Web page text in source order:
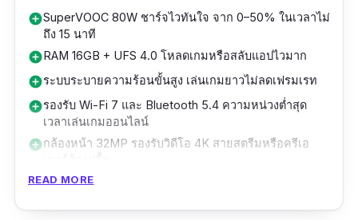
ปัจจุบัน อัพเดทเมื่อวันที่ 20 สิงหาคม 2025 ทางกู
เกิลปล่อยรุ่นใหม่ล่าสุดอย่าง Google Pixel 10 Pro
XL มาแล้ว แต่ว่าก็ยังไม่มีขายในไทยเช่นเคย
ต้องหาร้านหิ้วดี ๆ สำหรับใครที่อยากได้มือถือรุ่น
ใหม่ล่าสุด กล้องสวยที่สุดจากค่ายนี้ แนะนำเป็น
Pixel 10 Pro XL ไปเลย ในเรื่องความต่าง ก็มีจุดที่
เลย:
แบตเตอรี่ BlueVolt 6000mAh รองรับชาร์จไว
90W ใช้งานยาวนานและชาร์จเต็มอย่างรวดเร็ว
เหมาะกับคนที่ใช้มือถือหนักตลอดทั้งวัน
รองรับ 5G+5G Dual SIM, Wi-Fi 7, Bluetooth
5.4 และ NFC ครบครันสำหรับการเชื่อมต่อยุคใหม่
ดีไซน์ตัวเครื่องกระจกหรู วัสดุพรีเมียมพร้อม
มาตรฐานกันน้ำกันฝุ่น IP68 & IP69 ใช้งานได้
add_circleSuperVOOC 80W ชาร์จไวทันใจ จาก 0–50% ในเวลาไม่
ถึง 15 นาที
add_circleRAM 16GB + UFS 4.0 โหลดเกมหรือสลับแอปไวมาก
add_circleระบบระบายความร้อนขั้นสูง เล่นเกมยาวไม่ลดเฟรมเรท
add_circleรองรับ Wi-Fi 7 และ Bluetooth 5.4 ความหน่วงต่ำสุด
เวลาเล่นเกมออนไลน์
add_circleกล้องหน้า 32MP รองรับวิดีโอ 4K สายสตรีมหรือครีเอ
add_circleรองรับ eSIM + 5G ทุกคลื่น พร้อม Dual SIM – สะดวกทั้ง
READ MORE